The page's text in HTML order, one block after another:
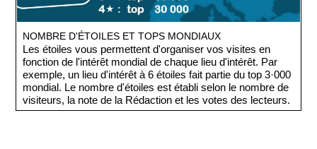
NOMBRE D'ÉTOILES ET TOPS MONDIAUX
Les étoiles vous permettent d'organiser vos visites en
fonction de l'intérêt mondial de chaque lieu d'intérêt. Par
exemple, un lieu d'intérêt à 6 étoiles fait partie du top 3·000
mondial. Le nombre d'étoiles est établi selon le nombre de
visiteurs, la note de la Rédaction et les votes des lecteurs.